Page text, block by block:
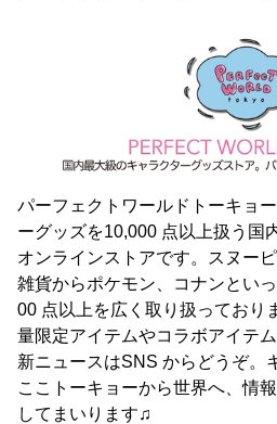
パーフェクトワールドトーキョ
ーグッズを10,000 点以上扱う国
オンラインストアです。スヌー
雑貨からポケモン、コナンとい
00 点以上を広く取り扱っており
量限定アイテムやコラボアイテ
新ニュースはSNS からどうぞ。
ここトーキョーから世界へ、情
してまいります♫